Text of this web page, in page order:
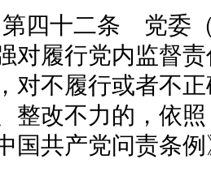
第四十二条 党委
对履行党内监督
对不履行或者不
整改不力的，依
中国共产党问责条